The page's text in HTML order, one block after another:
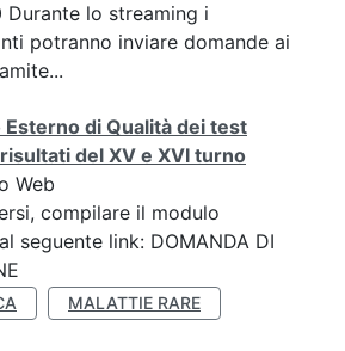
Durante lo streaming i
potranno inviare domande ai
di Qualità dei test
del XV e XVI turno
Web
compilare il modulo
seguente link: DOMANDA DI
MALATTIE RARE